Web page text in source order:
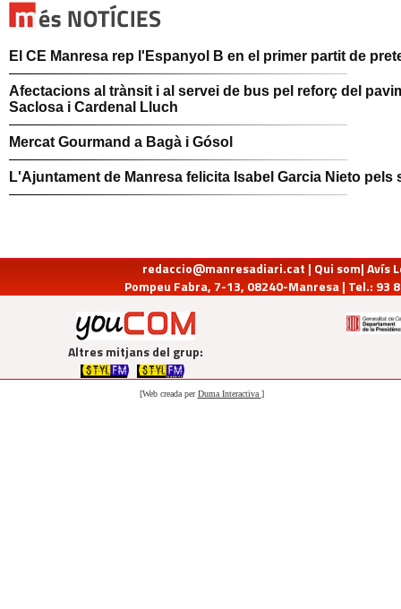
El CE Manresa rep l'Espanyol B en el primer partit de
Afectacions al trànsit i al servei de bus pel reforç del
Saclosa i Cardenal Lluch
Mercat Gourmand a Bagà i Gósol
L'Ajuntament de Manresa felicita Isabel Garcia Nieto pels
redaccio@manresadiari.cat | Qui som|Avís
Pompeu Fabra, 7-13, 08240-Manresa | Tel.: 93
Altres mitjans del grup:
[Web creada perDuma Interactiva ]